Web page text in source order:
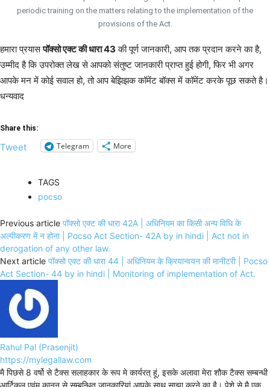
periodic training on the matters relating to the implementation of the
provisions of the Act.
हमारा प्रयासपॉक्सो एक्ट की धारा 43 की पूर्ण जानकारी, आप तक प्रदान करने का है,
उम्मीद है कि उपरोक्त लेख से आपको संतुष्ट जानकारी प्राप्त हुई होगी, फिर भी अगर
आपके मन में कोई सवाल हो, तो आप बेझिझक कॉमेंट बॉक्स में कॉमेंट करके पूछ सकते है।
धन्यवाद
Share this:
Tweet Telegram More
TAGS
pocso
Previous article पॉक्सो एक्ट की धारा 42A | अधिनियम का किसी अन्य विधि के
अल्पीकरण में न होना | Pocso Act Section- 42A by in hindi | Act not in
derogation of any other law.
Next article पॉक्सो एक्ट की धारा 44 | अधिनियम के क्रियान्वयन की मानीटरी | Pocso
Act Section- 44 by in hindi | Monitoring of implementation of Act.
Rahul Pal (Prasenjit)
https://mylegallaw.com
मै पिछसे 8 वर्षो से टैक्स सलाहकार के रूप मे कार्यरत् हूं, इसके अलावा मेरा शौक टैक्स सम्बन्धी
आर्टिकल एवंम् कानून से सम्बन्धित जानकारियां आपके साथ साझा करने का है। पेशे से मै एक